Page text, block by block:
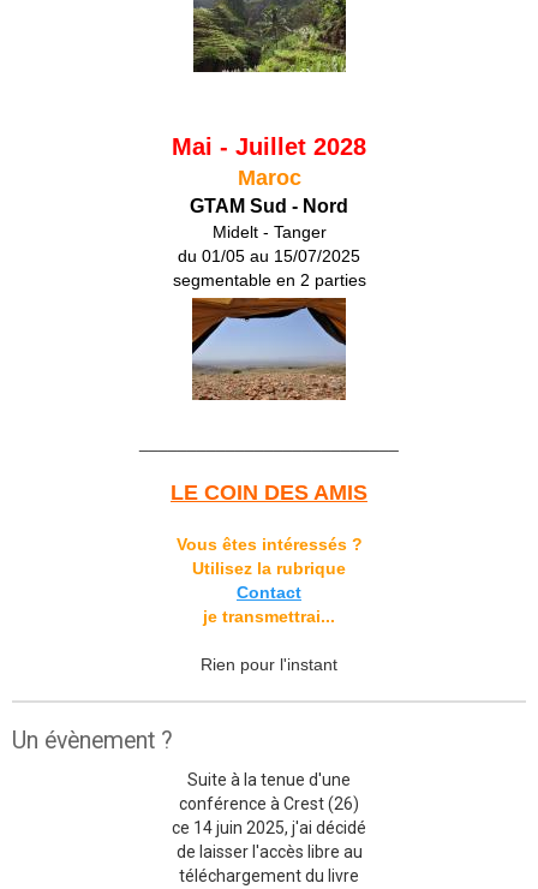
Mai - Juillet 2028
Maroc
GTAM Sud - Nord
Midelt - Tanger
du 01/05 au 15/07/2025
segmentable en 2 parties
LE COIN DES AMIS
Vous êtes intéressés ?
Utilisez la rubrique
Contact
je transmettrai...
Rien pour l'instant
Un évènement ?
Suite à la tenue d'une
conférence à Crest (26)
ce 14 juin 2025, j'ai décidé
de laisser l'accès libre au
téléchargement du livre